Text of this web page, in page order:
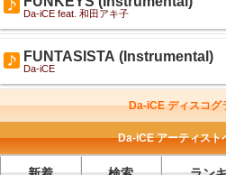
Da-iCE feat. 和田アキ子
FUNTASISTA (Instrumental)
Da-iCE
Da-iCE ディスコグ
Da-iCE アーティスト